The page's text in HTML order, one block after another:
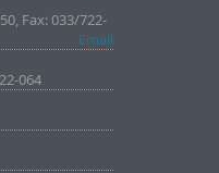
Fax: 033/722-
Email
064